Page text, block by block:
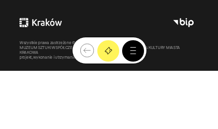
Wszystkie prawa zastrzeżone ©MOCAK
2011-2026
MUZEUM SZTUKI WSPÓŁCZESNEJ W KRAKOWIE MOCAK – INSTYTUCJA KULTURY MIASTA
KRAKOWA
projekt, wykonanie i utrzymanie:
Bonjour.pl